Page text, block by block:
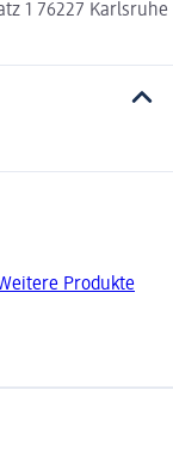
1 76227 Karlsruhe
Produkte